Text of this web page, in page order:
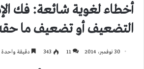
أخطاء لغوية شائعة: فك
التضعيف أو تضعيف ما حقه
30 نوفمبر، 2014 11
343 دقيقة واحدة